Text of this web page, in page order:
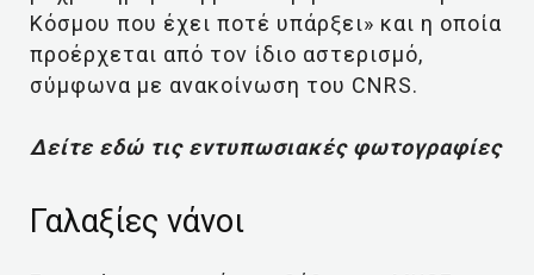
Κόσμου που έχει ποτέ υπάρξει» και η οποία
προέρχεται από τον ίδιο αστερισμό,
σύμφωνα με ανακοίνωση του CNRS.
Δείτε εδώ τις εντυπωσιακές φωτογραφίες
Γαλαξίες νάνοι